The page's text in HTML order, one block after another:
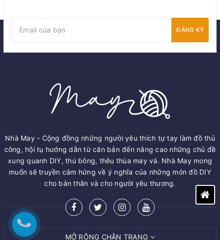
ĐĂNG KÝ
Nhà May - Cộng đồng những người yêu thích tự tay làm đồ thủ
công, hội tụ hướng dẫn từ căn bản đến nâng cao những chủ đề
xung quanh DIY, thú bông, thêu thùa may vá. Nhà May mong
muốn sẽ truyền cảm hứng về ý nghĩa của những món đồ DIY
cho bản thân và cho người yêu thương.
MỞ RỘNG CHÂN TRANG